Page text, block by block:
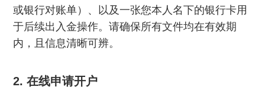
或银行对账单）、以及一张您本人名下的银行卡用
于后续出入金操作。请确保所有文件均在有效期
内，且信息清晰可辨。
2. 在线申请开户